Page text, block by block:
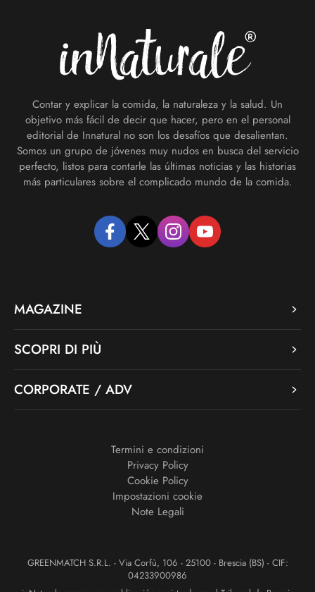
Contar y explicar la comida, la naturaleza y la salud. Un
objetivo más fácil de decir que hacer, pero en el personal
editorial de Innatural no son los desafíos que desalientan.
Somos un grupo de jóvenes muy nudos en busca del servicio
perfecto, listos para contarle las últimas noticias y las historias
más particulares sobre el complicado mundo de la comida.
facebooktwitter instagramyoutube
MAGAZINE
SCOPRI DI PIÙ
CORPORATE / ADV
Termini e condizioni
Privacy Policy
Cookie Policy
Impostazioni cookie
Note Legali
GREENMATCH S.R.L. - Via Corfù, 106 - 25100 - Brescia (BS) - CIF:
04233900986